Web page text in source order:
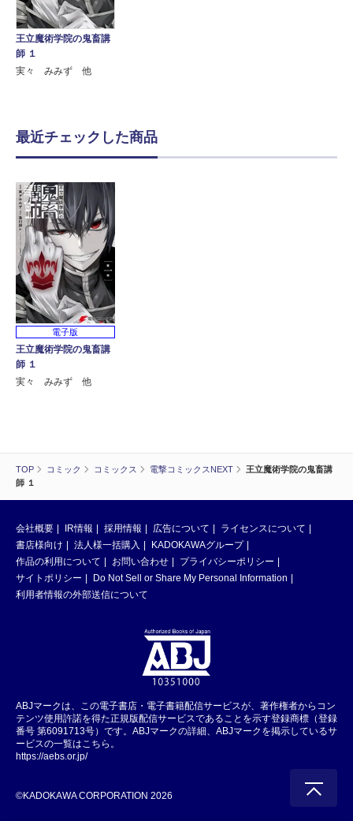
TOP コミック コミックス 電撃コミックスNEXT
王立魔術学院の鬼畜講
師 １
王立魔術学院の鬼畜講
師 １
実々 みみず 他
最近チェックした商品
電子版
王立魔術学院の鬼畜講
師 １
実々 みみず 他
会社概要 IR情報 採用情報 広告について
ライセンスについて
書店様向け
法人様一括購入
KADOKAWAグループ
作品の利用について
お問い合わせ
プライバシーポリシー
サイトポリシー
Do Not Sell or Share My Personal Information
利用者情報の外部送信について
ABJマークは、この電子書店・電子書籍配信サービスが、著作権者からコン
テンツ使用許諾を得た正規版配信サービスであることを示す登録商標（登録
番号 第6091713号）です。ABJマークの詳細、ABJマークを掲示しているサ
ービスの一覧はこちら。
https://aebs.or.jp/
©KADOKAWA CORPORATION 2026